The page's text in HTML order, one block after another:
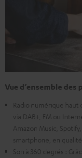
Vue d’ensemble
Radio numérique haut
via DAB+, FM ou
Amazon Music,
smartphone, en
Son à 360 degrés :